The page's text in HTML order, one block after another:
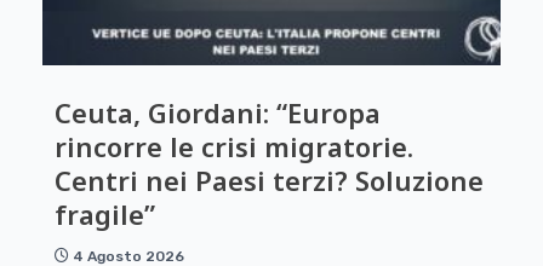
Ceuta, Giordani: “Europa
rincorre le crisi migratorie.
Centri nei Paesi terzi? Soluzione
fragile”
4 Agosto 2026